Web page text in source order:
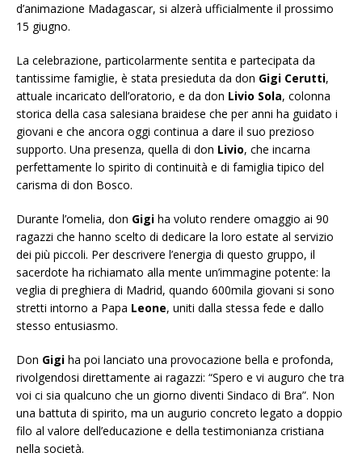
d’animazione Madagascar, si alzerà ufficialmente il prossimo
15 giugno.
La celebrazione, particolarmente sentita e partecipata da
tantissime famiglie, è stata presieduta da don Gigi Cerutti,
attuale incaricato dell’oratorio, e da don Livio Sola, colonna
storica della casa salesiana braidese che per anni ha guidato i
giovani e che ancora oggi continua a dare il suo prezioso
supporto. Una presenza, quella di don Livio, che incarna
perfettamente lo spirito di continuità e di famiglia tipico del
carisma di don Bosco.
Durante l’omelia, don Gigi ha voluto rendere omaggio ai 90
ragazzi che hanno scelto di dedicare la loro estate al servizio
dei più piccoli. Per descrivere l’energia di questo gruppo, il
sacerdote ha richiamato alla mente un’immagine potente: la
veglia di preghiera di Madrid, quando 600mila giovani si sono
stretti intorno a Papa Leone, uniti dalla stessa fede e dallo
stesso entusiasmo.
Don Gigi ha poi lanciato una provocazione bella e profonda,
rivolgendosi direttamente ai ragazzi: “Spero e vi auguro che tra
voi ci sia qualcuno che un giorno diventi Sindaco di Bra”. Non
una battuta di spirito, ma un augurio concreto legato a doppio
filo al valore dell’educazione e della testimonianza cristiana
nella società.